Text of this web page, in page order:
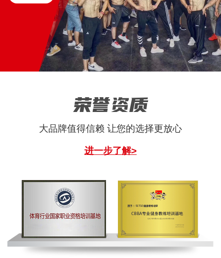
荣誉资质
大品牌值得信赖 让您的选择更放心
进一步了解>